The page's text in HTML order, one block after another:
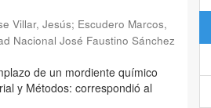
Villar, Jesús; Escudero Marcos,
Nacional José Faustino Sánchez
de un mordiente químico
y Métodos: correspondió al